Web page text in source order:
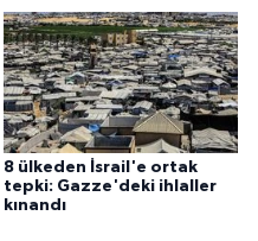
8 ülkeden İsrail'e ortak
tepki: Gazze'deki ihlaller
kınandı